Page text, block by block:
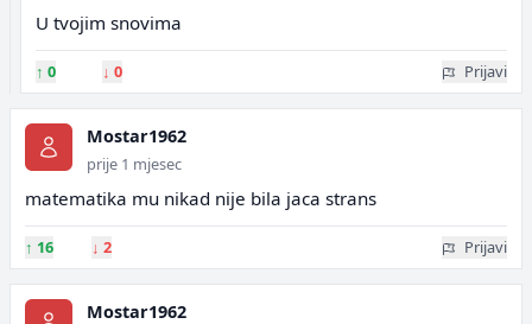
U tvojim snovima
↑ 0 ↓ 0 Prijavi
Mostar1962
prije 1 mjesec
matematika mu nikad nije bila jaca strans
↑ 16 ↓ 2 Prijavi
Mostar1962